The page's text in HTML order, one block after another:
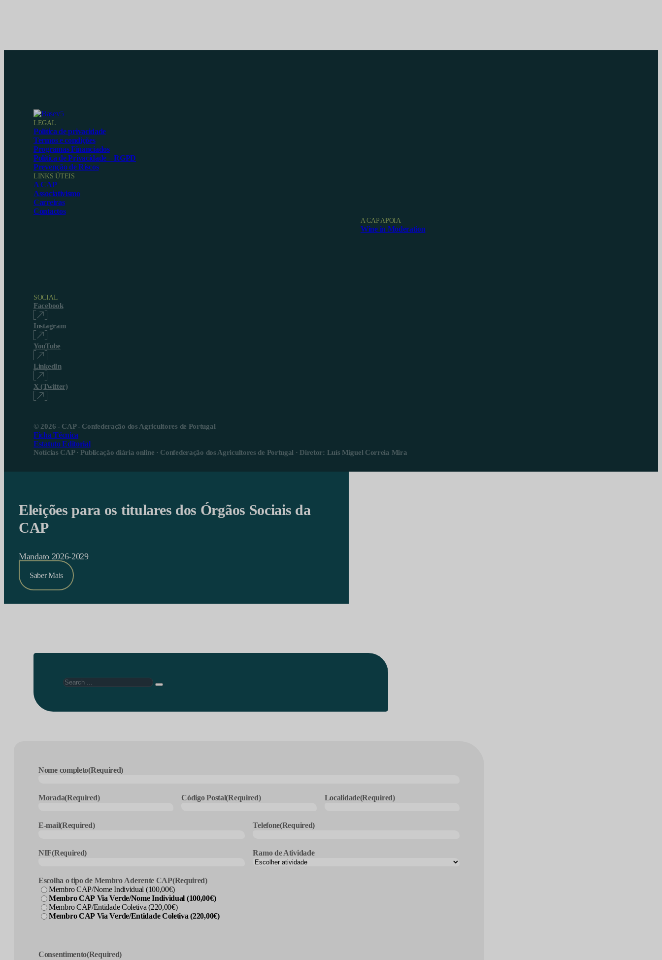
LEGAL
Política de privacidade
Termos e condições
Programas Financiados
Política de Privacidade – RGPD
Prevenção de Riscos
LINKS ÚTEIS
A CAP
Associativismo
Carreiras
Contactos
A CAP APOIA
Wine in Moderation
SOCIAL
Facebook
Instagram
YouTube
LinkedIn
X (Twitter)
© 2026 - CAP - Confederação dos Agricultores de Portugal
Ficha Técnica
Estatuto Editorial
Notícias CAP · Publicação diária online · Confederação dos Agricultores de Portugal · Diretor: Luís Miguel Correia Mira
Eleições para os titulares dos Órgãos Sociais da
CAP
Mandato 2026-2029
Saber Mais
Search
Nome completo(Required)
Morada(Required) Código Postal(Required) Localidade(Required)
E-mail(Required) Telefone(Required)
NIF(Required) Ramo de Atividade
Escolha o tipo de Membro Aderente CAP(Required)
Membro CAP/Nome Individual (100,00€)
Membro CAP Via Verde/Nome Individual (100,00€)
Membro CAP/Entidade Coletiva (220,00€)
Membro CAP Via Verde/Entidade Coletiva (220,00€)
Consentimento(Required)